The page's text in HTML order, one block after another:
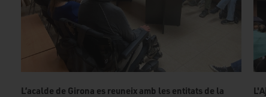
L’acalde de Girona es reuneix amb les entitats de la